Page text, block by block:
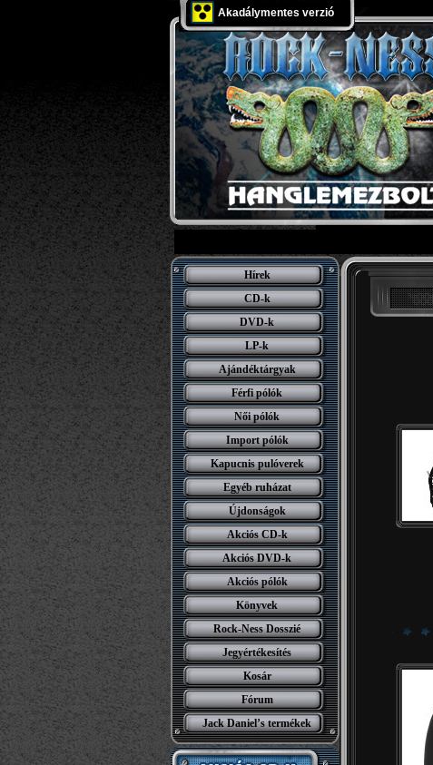
Akadálymentes verzió
Hírek
CD-k
DVD-k
LP-k
Ajándéktárgyak
Férfi pólók
Női pólók
Import pólók
Kapucnis pulóverek
Egyéb ruházat
Újdonságok
Akciós CD-k
Akciós DVD-k
Akciós pólók
Könyvek
Rock-Ness Dosszié
Jegyértékesítés
Kosár
Fórum
Jack Daniel’s termékek